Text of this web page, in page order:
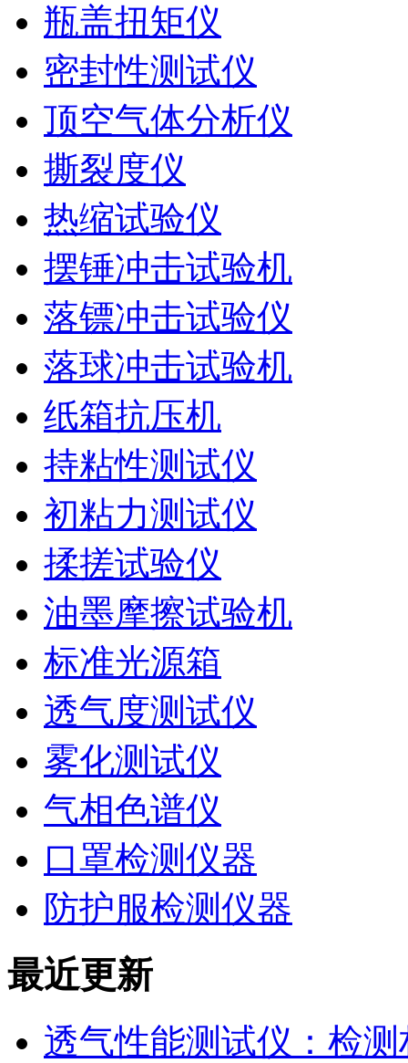
瓶盖扭矩仪
密封性测试仪
顶空气体分析仪
撕裂度仪
热缩试验仪
摆锤冲击试验机
落镖冲击试验仪
落球冲击试验机
纸箱抗压机
持粘性测试仪
初粘力测试仪
揉搓试验仪
油墨摩擦试验机
标准光源箱
透气度测试仪
雾化测试仪
气相色谱仪
口罩检测仪器
防护服检测仪器
最近更新
透气性能测试仪：检